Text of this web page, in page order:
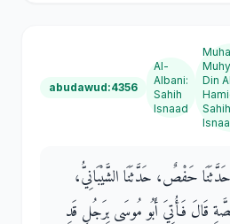
abudawud:4356
Al-
Albani:
Sahih
Isnaad
Din
Sahih
حَفْصٌ، حَدَّثَنَا الشَّيْبَانِيُّ،
قَالَ فَأُتِيَ أَبُو مُوسَى بِرَجُلٍ قَدِ